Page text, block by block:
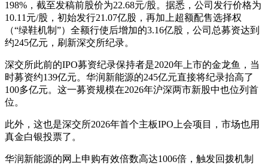
198%，截至发稿前股价为22.68元/股。据悉，公司发行价格为
10.11元/股，初始发行21.07亿股，再加上超额配售选择权
（“绿鞋机制”）全额行使后增加的3.16亿股，公司总募资达到
约245亿元，刷新深交所纪录。
深交所此前的IPO募资纪录保持者是2020年上市的金龙鱼，当
时募资约139亿元。华润新能源的245亿元直接将纪录抬高了
100多亿元。这一募资规模在2026年沪深两市新股中也位列首
位。
此外，这也是深交所2026年首个主板IPO上会项目，市场也用
真金白银投票了。
华润新能源的网上申购有效倍数高达1006倍，触发回拨机制